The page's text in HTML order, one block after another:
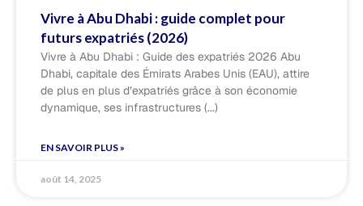
Vivre à Abu Dhabi : guide complet pour
futurs expatriés (2026)
Vivre à Abu Dhabi : Guide des expatriés 2026 Abu
Dhabi, capitale des Émirats Arabes Unis (EAU), attire
de plus en plus d’expatriés grâce à son économie
dynamique, ses infrastructures
EN SAVOIR PLUS »
août 14, 2025